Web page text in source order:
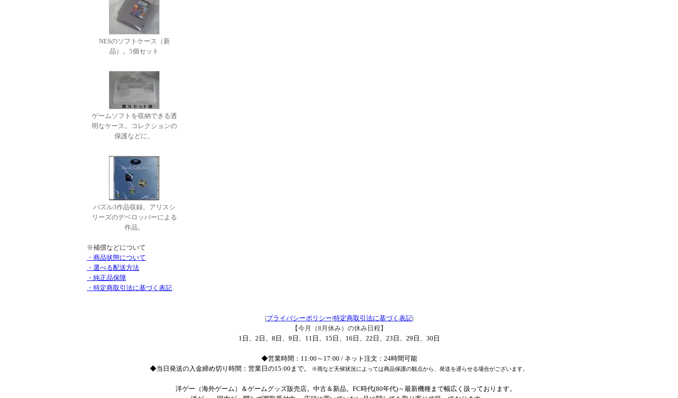
NESのソフトケース（新
品）。5個セット
ゲームソフトを収納できる透
明なケース。コレクションの
保護などに。
パズル3作品収録。アリスシ
リーズのデベロッパーによる
作品。
※補償などについて
・商品状態について
・選べる配送方法
・純正品保障
・特定商取引法に基づく表記
|プライバシーポリシー|特定商取引法に基づく表記|
【今月（8月休み）の休み日程】
1日、2日、8日、9日、11日、15日、16日、22日、23日、29日、30日
◆営業時間：11:00～17:00 / ネット注文：24時間可能
◆当日発送の入金締め切り時間：営業日の15:00まで。
※雨など天候状況によっては商品保護の観点から、発送を遅らせる場合がございます。
洋ゲー（海外ゲーム）＆ゲームグッズ販売店。中古＆新品。FC時代(80年代)～最新機種まで幅広く扱っております。